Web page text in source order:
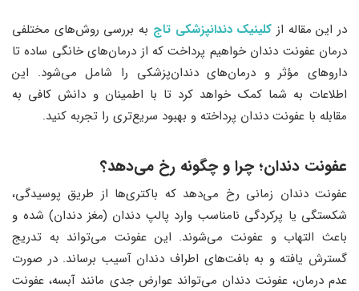
در این مقاله از کلینیک دندانپزشکی تاج به بررسی روش‌های مختلفی
درمان عفونت دندان خواهیم پرداخت که از درمان‌های خانگی ساده تا
داروهای مؤثر و درمان‌های دندان‌پزشکی را شامل می‌شود. این
اطلاعات به شما کمک خواهد کرد تا با اطمینان و دانش کافی به
مقابله با عفونت دندان پرداخته و بهبود سریع‌تری را تجربه کنید.
عفونت دندان؛ چرا و چگونه رخ می‌دهد؟
عفونت دندان زمانی رخ می‌دهد که باکتری‌ها از طریق پوسیدگی،
شکستگی یا پرکردگی نامناسب وارد پالپ دندان (مغز دندان) شده و
باعث التهاب و عفونت می‌شوند. این عفونت می‌تواند به تدریج
گسترش یافته و به بافت‌های اطراف دندان آسیب برساند. در صورت
عدم درمان، عفونت دندان می‌تواند عوارض جدی مانند آبسه، عفونت